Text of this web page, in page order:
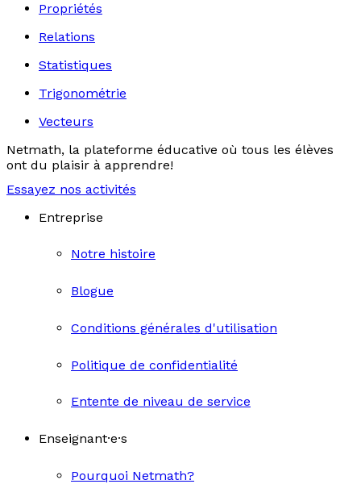
Propriétés
Relations
Statistiques
Trigonométrie
Vecteurs
Netmath, la plateforme éducative où tous les élèves
ont du plaisir à apprendre!
Essayez nos activités
Entreprise
Notre histoire
Blogue
Conditions générales d'utilisation
Politique de confidentialité
Entente de niveau de service
Enseignant·e·s
Pourquoi Netmath?